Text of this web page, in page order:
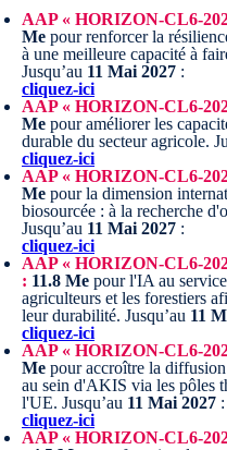
AAP « HORIZON-CL6-
Me pour renforcer la
à une meilleure capacité à
Jusqu’au 11 Mai 2027 :
cliquez-ici
AAP « HORIZON-CL6-
Me pour améliorer les
durable du secteur agricole.
cliquez-ici
AAP « HORIZON-CL6-
Me pour la dimension
biosourcée : à la recherche
Jusqu’au 11 Mai 2027 :
cliquez-ici
AAP « HORIZON-CL6-
: 11.8 Me pour l'IA au
agriculteurs et les forestiers
leur durabilité. Jusqu’au 11
cliquez-ici
AAP « HORIZON-CL6-
Me pour accroître la
au sein d'AKIS via les pôles
l'UE. Jusqu’au 11 Mai 2027 :
cliquez-ici
AAP « HORIZON-CL6-